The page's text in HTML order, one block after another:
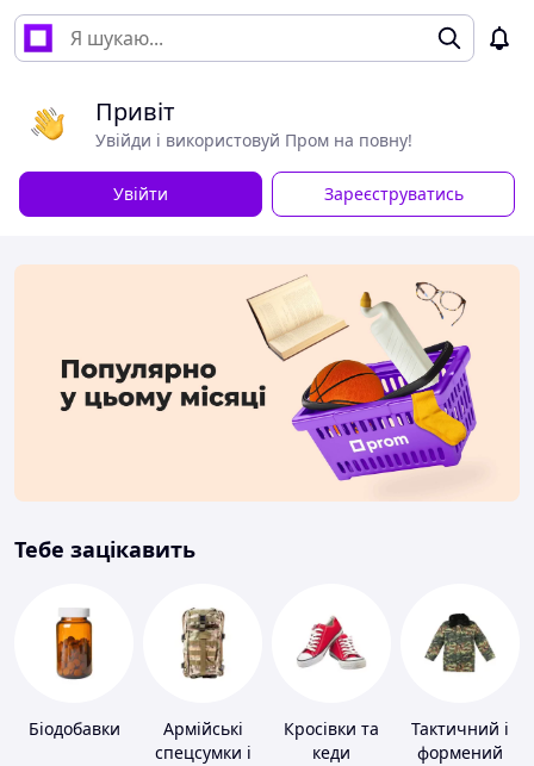
Привіт
Увійди і використовуй Пром на повну!
Увійти Зареєструватись
Тебе зацікавить
Біодобавки
Армійські
спецсумки і
Кросівки та
кеди
Тактичний і
формений